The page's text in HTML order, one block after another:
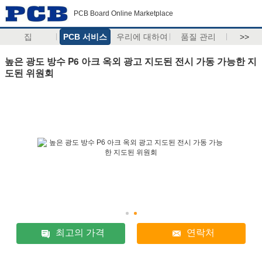
PCB Board Online Marketplace
집 PCB 서비스 우리에 대하여 품질 관리 >>
높은 광도 방수 P6 아크 옥외 광고 지도된 전시 가동 가능한 지
도된 위원회
최고의 가격 연락처